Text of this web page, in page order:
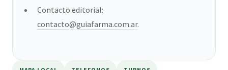
Contacto editorial:
contacto@guiafarma.com.ar.